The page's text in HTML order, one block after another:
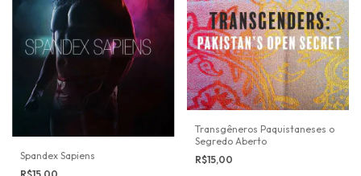
Spandex Sapiens
Transgêneros Paquistaneses o
Segredo Aberto
R$15,00